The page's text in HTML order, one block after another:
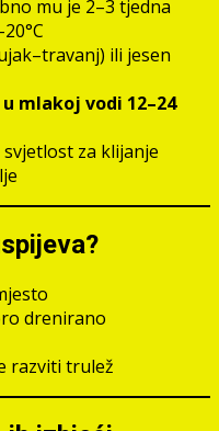
mu je 2–3 tjedna
ili jesen
mlakoj vodi 12–24
za klijanje
drenirano
razviti trulež